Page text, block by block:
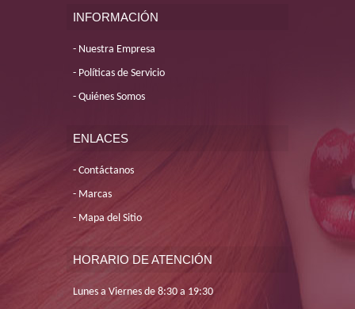
INFORMACIÓN
Nuestra Empresa
Políticas de Servicio
Quiénes Somos
ENLACES
Contáctanos
Marcas
Mapa del Sitio
HORARIO DE ATENCIÓN
Lunes a Viernes de 8:30 a 19:30